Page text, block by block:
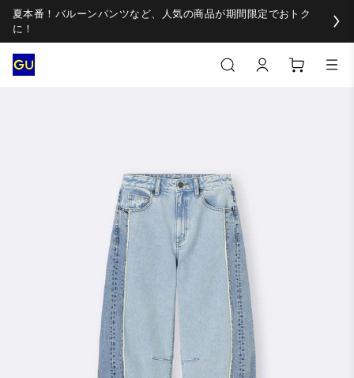
夏本番！バルーンパンツなど、人気の商品が期間限定でおトク
に！